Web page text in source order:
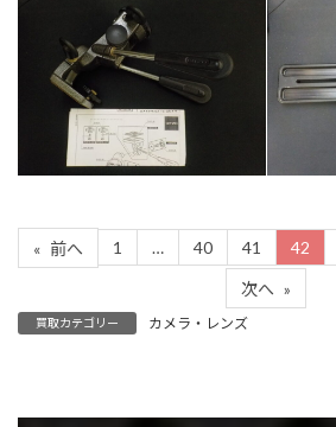
カテゴリー カメラ・レンズ
カテ
« 前へ 1 … 40 41 42
次へ »
買取カテゴリー カメラ・レンズ